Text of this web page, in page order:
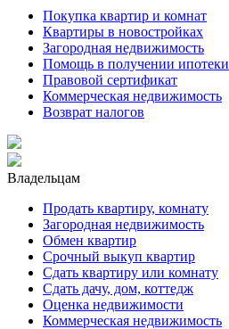
Покупка квартир и комнат
Квартиры в новостройках
Загородная недвижимость
Помощь в получении ипотеки
Правовой сертификат
Коммерческая недвижимость
Возврат налогов
Владельцам
Продать квартиру, комнату
Загородная недвижимость
Обмен квартир
Срочный выкуп квартир
Сдать квартиру или комнату
Сдать дачу, дом, коттедж
Оценка недвижимости
Коммерческая недвижимость